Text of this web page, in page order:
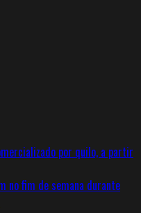
por quilo, a partir
no fim de semana durante